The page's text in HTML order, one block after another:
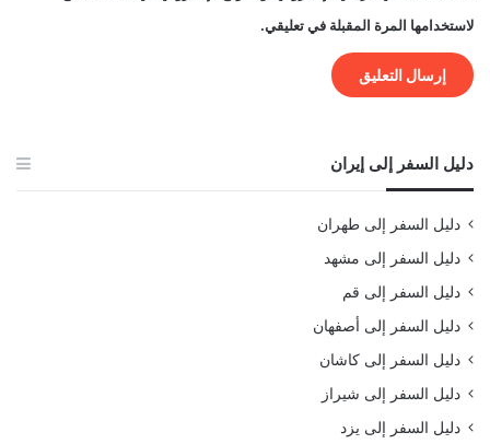
لاستخدامها المرة المقبلة في تعليقي.
دليل السفر إلى إيران
دليل السفر إلى طهران
دليل السفر إلى مشهد
دليل السفر إلى قم
دليل السفر إلى أصفهان
دليل السفر إلى كاشان
دليل السفر إلى شيراز
دليل السفر إلى يزد